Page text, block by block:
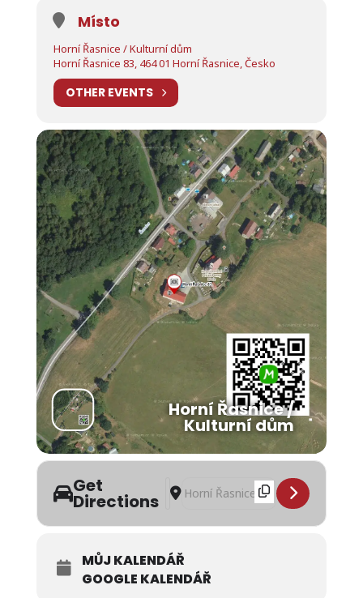
Místo
Horní Řasnice / Kulturní dům
Horní Řasnice 83, 464 01 Horní Řasnice, Česko
OTHER EVENTS
Horní Řasnice /
Kulturní dům
Get
Directions
Address - Swingové melodie a Slet
Destination Address - Swingové
MŮJ KALENDÁŘ
GOOGLE KALENDÁŘ